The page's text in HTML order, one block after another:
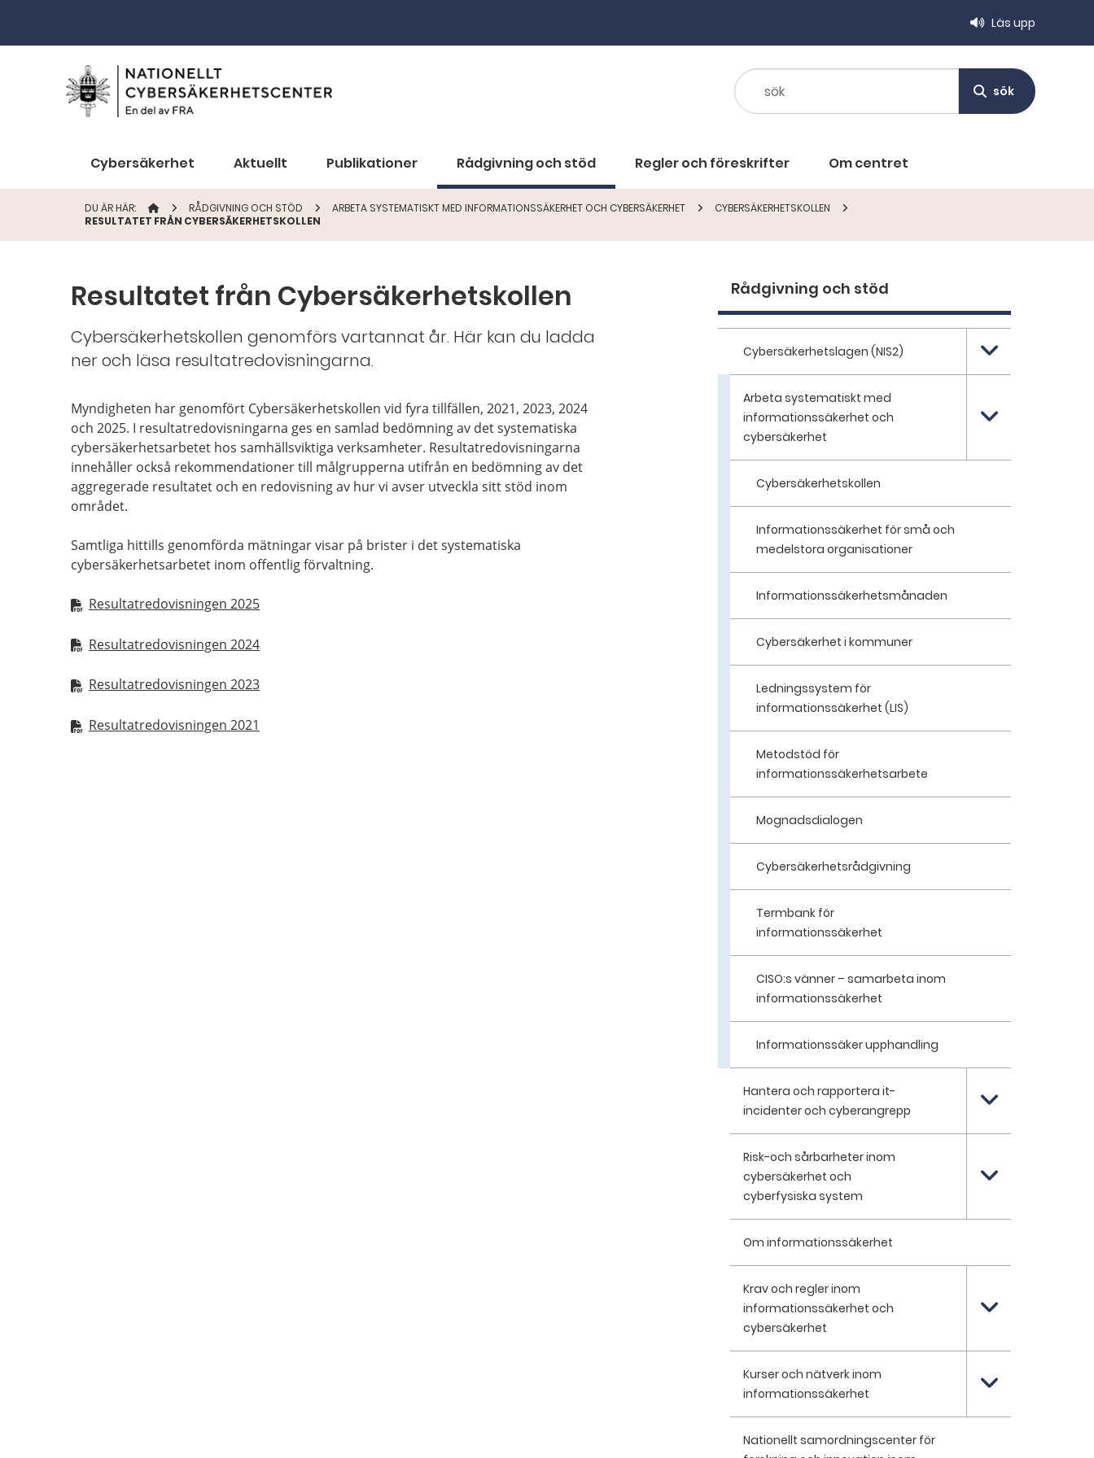
Läs upp
sök
sök
Cybersäkerhet Aktuellt Publikationer Rådgivning och stöd Regler och föreskrifter Om centret
DU ÄR HÄR: STARTSIDANRÅDGIVNING OCH STÖD ARBETA SYSTEMATISKT MED INFORMATIONSSÄKERHET OCH CYBERSÄKERHET
CYBERSÄKERHETSKOLLEN
RESULTATET FRÅN CYBERSÄKERHETSKOLLEN
Resultatet från Cybersäkerhetskollen
Cybersäkerhetskollen genomförs vartannat år. Här kan du ladda
ner och läsa resultatredovisningarna.
Myndigheten har genomfört Cybersäkerhetskollen vid fyra tillfällen, 2021, 2023, 2024
och 2025. I resultatredovisningarna ges en samlad bedömning av det systematiska
cybersäkerhetsarbetet hos samhällsviktiga verksamheter. Resultatredovisningarna
innehåller också rekommendationer till målgrupperna utifrån en bedömning av det
aggregerade resultatet och en redovisning av hur vi avser utveckla sitt stöd inom
området.
Samtliga hittills genomförda mätningar visar på brister i det systematiska
cybersäkerhetsarbetet inom offentlig förvaltning.
Resultatredovisningen 2025
Resultatredovisningen 2024
Resultatredovisningen 2023
Resultatredovisningen 2021
Rådgivning och stöd
Cybersäkerhetslagen (NIS2)
Arbeta systematiskt med
informationssäkerhet och
cybersäkerhet
Cybersäkerhetskollen
Informationssäkerhet för små och
medelstora organisationer
Informationssäkerhetsmånaden
Cybersäkerhet i kommuner
Ledningssystem för
informationssäkerhet (LIS)
Metodstöd för
informationssäkerhetsarbete
Mognadsdialogen
Cybersäkerhetsrådgivning
Termbank för
informationssäkerhet
CISO:s vänner – samarbeta inom
informationssäkerhet
Informationssäker upphandling
Hantera och rapportera it-
incidenter och cyberangrepp
Risk-och sårbarheter inom
cybersäkerhet och
cyberfysiska system
Om informationssäkerhet
Krav och regler inom
informationssäkerhet och
cybersäkerhet
Kurser och nätverk inom
informationssäkerhet
Nationellt samordningscenter för